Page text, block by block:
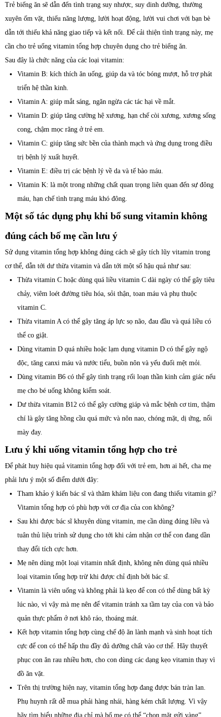
Trẻ biếng ăn sẽ dẫn đến tình trạng suy nhược, suy dinh dưỡng, thường
xuyên ốm vặt, thiếu năng lượng, lười hoạt động, lười vui chơi với bạn bè
dẫn tới thiếu khả năng giao tiếp và kết nối. Để cải thiện tình trạng này, mẹ
cần cho trẻ uống vitamin tổng hợp chuyên dụng cho trẻ biếng ăn.
Sau đây là chức năng của các loại vitamin:
Vitamin B: kích thích ăn uống, giúp da và tóc bóng mượt, hỗ trợ phát
triển hệ thần kinh.
Vitamin A: giúp mắt sáng, ngăn ngừa các tác hại về mắt.
Vitamin D: giúp tăng cường hệ xương, hạn chế còi xương, xương sống
cong, chậm mọc răng ở trẻ em.
Vitamin C: giúp tăng sức bền của thành mạch và ứng dụng trong điều
trị bệnh lý xuất huyết.
Vitamin E: điều trị các bệnh lý về da và tế bào máu.
Vitamin K: là một trong những chất quan trọng liên quan đến sự đông
máu, hạn chế tình trạng máu khó đông.
Một số tác dụng phụ khi bổ sung vitamin không
đúng cách bố mẹ cần lưu ý
Sử dụng vitamin tổng hợp không đúng cách sẽ gây tích lũy vitamin trong
cơ thể, dẫn tới dư thừa vitamin và dẫn tới một số hậu quả như sau:
Thừa vitamin C hoặc dùng quá liều vitamin C dài ngày có thể gây tiêu
chảy, viêm loét đường tiêu hóa, sỏi thận, toan máu và phụ thuộc
vitamin C.
Thừa vitamin A có thể gây tăng áp lực sọ não, đau đầu và quá liều có
thể co giật.
Dùng vitamin D quá nhiều hoặc lạm dụng vitamin D có thể gây ngộ
độc, tăng canxi máu và nước tiểu, buồn nôn và yếu đuối mệt mỏi.
Dùng vitamin B6 có thể gây tình trạng rối loạn thần kinh cảm giác nếu
mẹ cho bé uống không kiểm soát.
Dư thừa vitamin B12 có thể gây cường giáp và mắc bệnh cơ tim, thậm
chí là gây tăng hồng cầu quá mức và nôn nao, chóng mặt, dị ứng, nổi
mày đay.
Lưu ý khi uống vitamin tổng hợp cho trẻ
Để phát huy hiệu quả vitamin tổng hợp đối với trẻ em, hơn ai hết, cha mẹ
phải lưu ý một số điểm dưới đây:
Tham khảo ý kiến bác sĩ và thăm khám liệu con đang thiếu vitamin gì?
Vitamin tổng hợp có phù hợp với cơ địa của con không?
Sau khi được bác sĩ khuyên dùng vitamin, mẹ cần dùng đúng liều và
tuân thủ liệu trình sử dụng cho tới khi cảm nhận cơ thể con đang dần
thay đổi tích cực hơn.
Mẹ nên dùng một loại vitamin nhất định, không nên dùng quá nhiều
loại vitamin tổng hợp trừ khi được chỉ định bởi bác sĩ.
Vitamin là viên uống và không phải là kẹo để con có thể dùng bất kỳ
lúc nào, vì vậy mà mẹ nên để vitamin tránh xa tầm tay của con và bảo
quản thực phẩm ở nơi khô ráo, thoáng mát.
Kết hợp vitamin tổng hợp cùng chế độ ăn lành mạnh và sinh hoạt tích
cực để con có thể hấp thu đầy đủ dưỡng chất vào cơ thể. Hãy thuyết
phục con ăn rau nhiều hơn, cho con dùng các dạng kẹo vitamin thay vì
đồ ăn vặt.
Trên thị trường hiện nay, vitamin tổng hợp đang được bán tràn lan.
Phụ huynh rất dễ mua phải hàng nhái, hàng kém chất lượng. Vì vậy
hãy tìm hiểu những địa chỉ mà bố mẹ có thể “chọn mặt gửi vàng”.